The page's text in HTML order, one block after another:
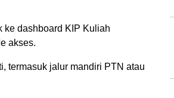
ke dashboard KIP Kuliah
akses.
termasuk jalur mandiri PTN atau